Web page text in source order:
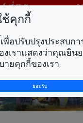
ที่ 7 สิงหาคม พ.ศ.
ช้คุกกี้
พื่อปรับปรุงประสบก
งเราแสดงว่าคุณยิน
ยคุกกี้ของเรา
ยอมรับ